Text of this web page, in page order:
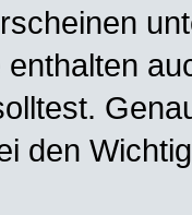
den